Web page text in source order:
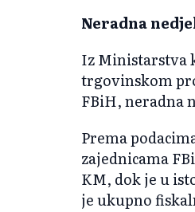
Neradna
Iz Ministarstva
trgovinskom
FBiH, neradna
Prema
zajednicama
KM, dok je u
je ukupno